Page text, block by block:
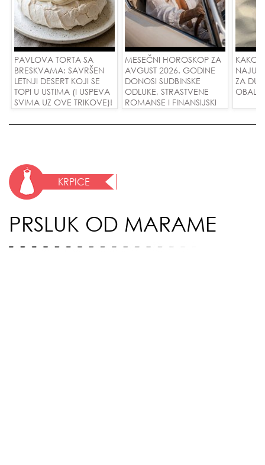
PAVLOVA TORTA SA
BRESKVAMA: SAVRŠEN
LETNJI DESERT KOJI SE
TOPI U USTIMA (I USPEVA
SVIMA UZ OVE TRIKOVE)!
MESEČNI HOROSKOP ZA
AVGUST 2026. GODINE
DONOSI SUDBINSKE
ODLUKE, STRASTVENE
ROMANSE I FINANSIJSKI
KAKO
ZA
KRPICE
PRSLUK OD MARAME